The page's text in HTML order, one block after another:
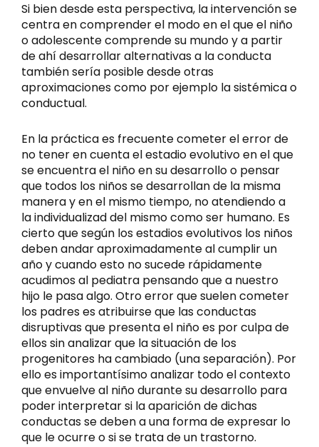
Si bien desde esta perspectiva, la intervención se
centra en comprender el modo en el que el niño
o adolescente comprende su mundo y a partir
de ahí desarrollar alternativas a la conducta
también sería posible desde otras
aproximaciones como por ejemplo la sistémica o
conductual.
En la práctica es frecuente cometer el error de
no tener en cuenta el estadio evolutivo en el que
se encuentra el niño en su desarrollo o pensar
que todos los niños se desarrollan de la misma
manera y en el mismo tiempo, no atendiendo a
la individualizad del mismo como ser humano. Es
cierto que según los estadios evolutivos los niños
deben andar aproximadamente al cumplir un
año y cuando esto no sucede rápidamente
acudimos al pediatra pensando que a nuestro
hijo le pasa algo. Otro error que suelen cometer
los padres es atribuirse que las conductas
disruptivas que presenta el niño es por culpa de
ellos sin analizar que la situación de los
progenitores ha cambiado (una separación). Por
ello es importantísimo analizar todo el contexto
que envuelve al niño durante su desarrollo para
poder interpretar si la aparición de dichas
conductas se deben a una forma de expresar lo
que le ocurre o si se trata de un trastorno.